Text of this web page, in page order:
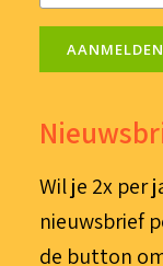
AANMELDEN
Wil je 2x per
nieuwsbrief
de button